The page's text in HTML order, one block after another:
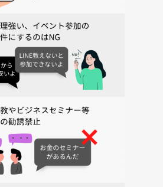
スで開催します。個別に連絡します。
ブル・空調・Wi-Fi完備
をご用意しています☕🍪
ルーム代として現金2000円をお支払いく
が多いため、この集まりはミドルエイジ以
入るのに躊躇している方などを対象とした
す。